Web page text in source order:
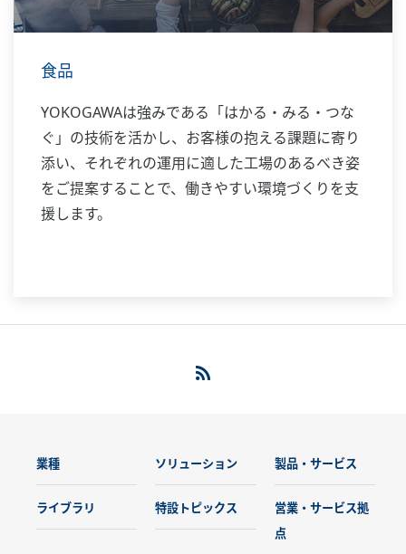
食品
YOKOGAWAは強みである「はかる・みる・つな
ぐ」の技術を活かし、お客様の抱える課題に寄り
添い、それぞれの運用に適した工場のあるべき姿
をご提案することで、働きやすい環境づくりを支
援します。
業種 ソリューション 製品・サービス
ライブラリ 特設トピックス
営業・サービス拠
点